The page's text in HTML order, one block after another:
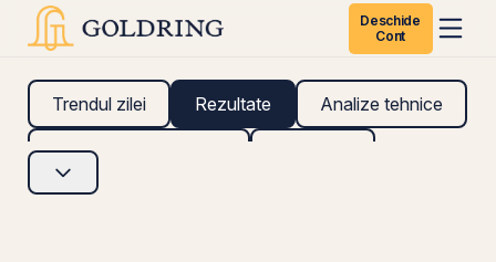
Deschide
Cont
Trendul zilei Rezultate Analize tehnice
Analize fundamentale